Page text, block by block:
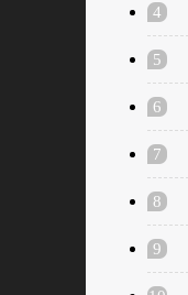
4
5
6
7
8
9